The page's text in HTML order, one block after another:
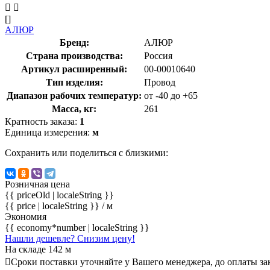
[]
АЛЮР
Бренд:
АЛЮР
Страна производства:
Россия
Артикул расширенный:
00-00010640
Тип изделия:
Провод
Диапазон рабочих температур: от -40 до +65
Масса, кг:
261
Кратность заказа: 1
Единица измерения: м
Сохранить или поделиться с близкими:
Розничная цена
{{ priceOld | localeString }}
{{ price | localeString }} / м
Экономия
{{ economy*number | localeString }}
Нашли дешевле? Снизим цену!
На складе 142 м
Сроки поставки уточняйте у Вашего менеджера, до оплаты